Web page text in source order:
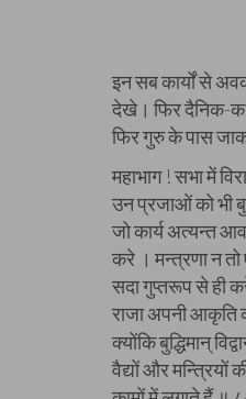
इन सब कार्यों से
देखे। फिर दैनिक-
फिर गुरु के पास
महाभाग ! सभा में
उन प्रजाओं को भी
जो कार्य अत्यन्त
करे । मन्त्रणा न
सदा गुप्तरूप से ही
राजा अपनी आकृति
क्योंकि बुद्धिमान्
वैद्यों और मन्त्रियों